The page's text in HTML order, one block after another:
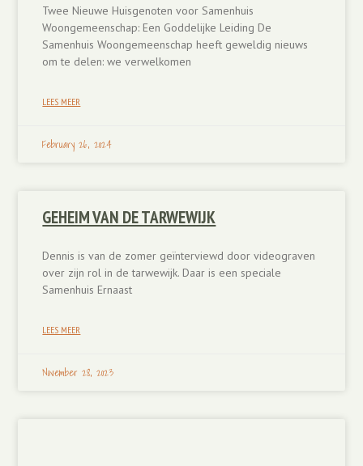
Twee Nieuwe Huisgenoten voor Samenhuis
Woongemeenschap: Een Goddelijke Leiding De
Samenhuis Woongemeenschap heeft geweldig nieuws
om te delen: we verwelkomen
LEES MEER
February 26, 2024
GEHEIM VAN DE TARWEWIJK
Dennis is van de zomer geïnterviewd door videograven
over zijn rol in de tarwewijk. Daar is een speciale
Samenhuis Ernaast
LEES MEER
November 28, 2023